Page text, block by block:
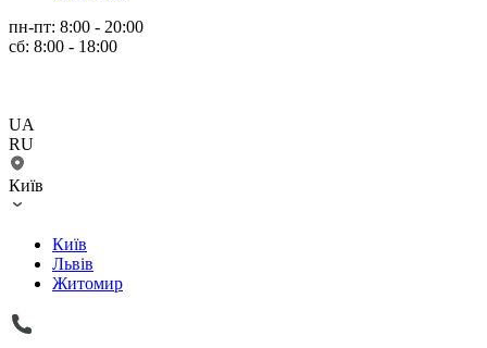
пн-пт: 8:00 - 20:00
сб: 8:00 - 18:00
UA
RU
Київ
Київ
Львів
Житомир